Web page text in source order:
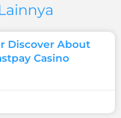
Discover About
Casino